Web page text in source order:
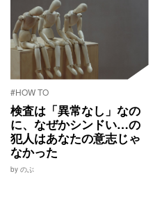
#HOW TO
検査は「異常なし」なの
に、なぜかシンドい…の
犯人はあなたの意志じゃ
なかった
by のぶ